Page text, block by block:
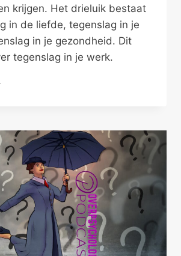
krijgen. Het drieluik bestaat
in de liefde, tegenslag in je
in je gezondheid. Dit
tegenslag in je werk.